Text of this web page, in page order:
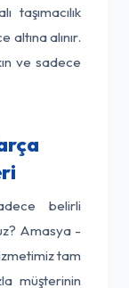
taşımacılık
altına alınır.
ve sadece
belirli
Amasya -
tam
müşterinin